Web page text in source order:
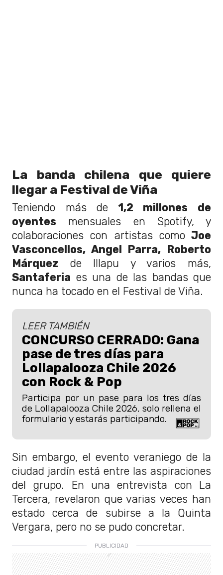
La banda chilena que quiere
llegar a Festival de Viña
Teniendo más de1,2 millones de
oyentes mensuales en Spotify, y
colaboraciones con artistas comoJoe
Vasconcellos, Angel Parra, Roberto
Márquez de Illapu y varios más,
Santaferia es una de las bandas que
nunca ha tocado en el Festival de Viña.
LEER TAMBIÉN
CONCURSO CERRADO: Gana
pase de tres días para
Lollapalooza Chile 2026
con Rock & Pop
Participa por un pase para los tres días
de Lollapalooza Chile 2026, solo rellena el
formulario y estarás participando.
Sin embargo, el evento veraniego de la
ciudad jardín está entre las aspiraciones
del grupo. En una entrevista con La
Tercera, revelaron que varias veces han
estado cerca de subirse a la Quinta
Vergara, pero no se pudo concretar.